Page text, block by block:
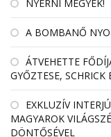
NYERNI MEGYEK!
A BOMBANŐ
ÁTVEHETTE
GYŐZTESE, SCHRICK
EXKLUZÍV
MAGYAROK
DÖNTŐSÉVEL